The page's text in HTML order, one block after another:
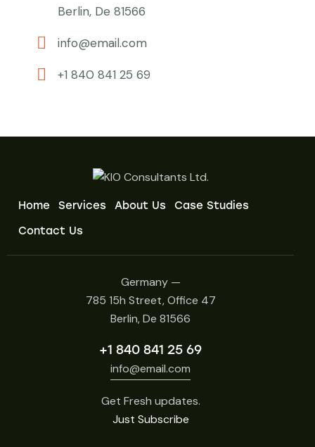
Berlin, De 81566
info@email.com
+1 840 841 25 69
Home Services About Us
Case Studies
Contact Us
Germany —
785 15h Street, Office 47
Berlin, De 81566
+1 840 841 25 69
info@email.com
Get Fresh updates.
Just Subscribe